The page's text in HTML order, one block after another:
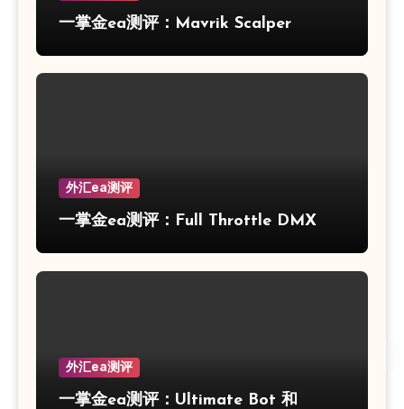
一掌金ea测评：Mavrik Scalper
外汇ea测评
一掌金ea测评：Full Throttle DMX
外汇ea测评
一掌金ea测评：Ultimate Bot 和